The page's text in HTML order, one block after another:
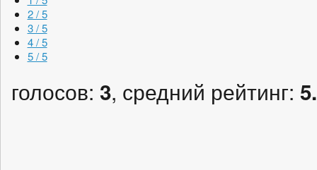
2 / 5
3 / 5
4 / 5
5 / 5
голосов: 3, средний рейтинг: